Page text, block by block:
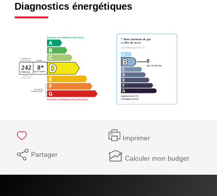
Diagnostics énergétiques
Imprimer
Partager Calculer mon budget